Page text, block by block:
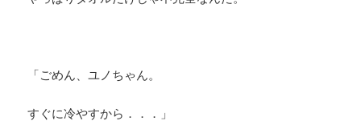
「ごめん、ユノちゃん。
すぐに冷やすから．．．」